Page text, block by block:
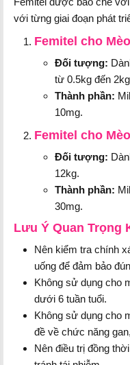
với từng giai đoạn phát
Femitel cho
Đối tượng:
từ 0.5kg đến
Thành phần:
10mg.
Femitel cho
Đối tượng:
12kg.
Thành phần:
30mg.
Lưu Ý Quan Trọng
Nên kiểm tra chính
uống để đảm bảo
Không sử dụng cho
dưới 6 tuần tuổi.
Không sử dụng cho
đề về chức năng
Nên điều trị đồng